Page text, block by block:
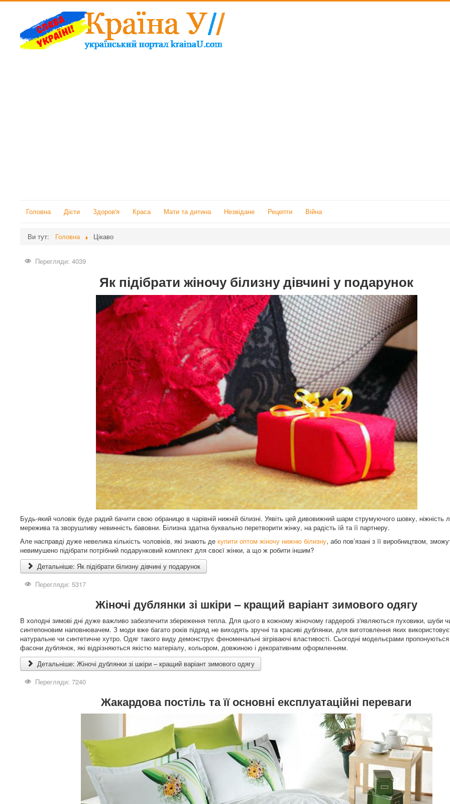
Головна Дієти Здоров'я Краса Мати та дитина Незвідане Рецепти Війна
Ви тут: Головна Цікаво
Перегляди: 4039
Як підібрати жіночу білизну дівчині у подарунок
Будь-який чоловік буде радий бачити свою обраницю в чарівній нижній білизні. Уявіть цей дивовижний шарм струмуючого шовку, ніжність
мережива та зворушливу невинність бавовни. Білизна здатна буквально перетворити жінку, на радість їй та її партнеру.
Але насправді дуже невелика кількість чоловіків, які знають де купити оптом жіночу нижню білизну, або пов’язані з її виробництвом,
невимушено підібрати потрібний подарунковий комплект для своєї жінки, а що ж робити іншим?
Детальніше: Як підібрати білизну дівчині у подарунок
Перегляди: 5317
Жіночі дублянки зі шкіри – кращий варіант зимового одягу
В холодні зимові дні дуже важливо забезпечити збереження тепла. Для цього в кожному жіночому гардеробі з'являються пуховики, шуби
синтепоновим наповнювачем. З моди вже багато років підряд не виходять зручні та красиві дублянки, для виготовлення яких
натуральне чи синтетичне хутро. Одяг такого виду демонструє феноменальні зігріваючі властивості. Сьогодні модельєрами пропонуються
фасони дублянок, які відрізняються якістю матеріалу, кольором, довжиною і декоративним оформленням.
Детальніше: Жіночі дублянки зі шкіри – кращий варіант зимового одягу
Перегляди: 7240
Жакардова постіль та її основні експлуатаційні переваги